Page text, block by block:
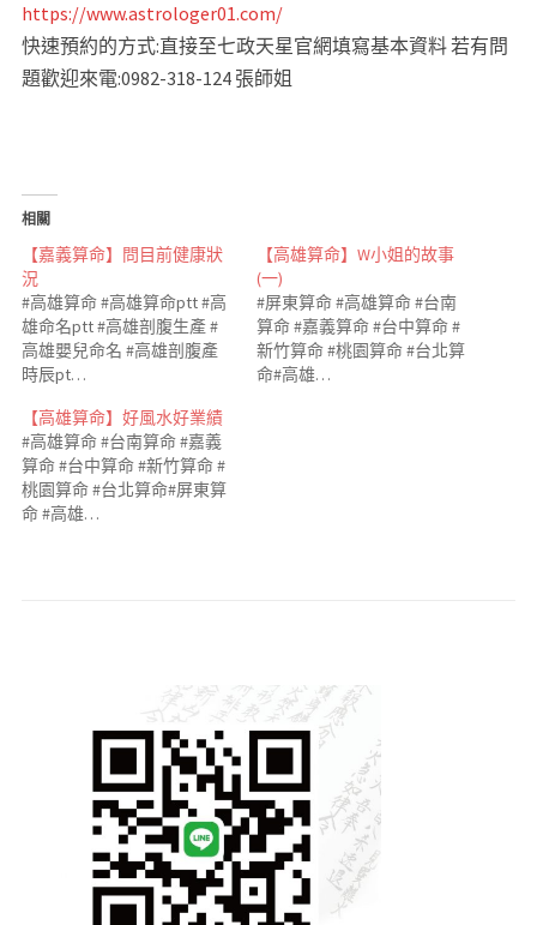
https://www.astrologer01.com/
快速預約的方式:直接至七政天星官網填寫基本資料 若有問
題歡迎來電:0982-318-124 張師姐
相關
【嘉義算命】問目前健康狀
況
#高雄算命 #高雄算命ptt #高
雄命名ptt #高雄剖腹生產 #
高雄嬰兒命名 #高雄剖腹產
時辰pt…
【高雄算命】W小姐的故事
(一)
#屏東算命 #高雄算命 #台南
算命 #嘉義算命 #台中算命 #
新竹算命 #桃園算命 #台北算
命#高雄…
【高雄算命】好風水好業績
#高雄算命 #台南算命 #嘉義
算命 #台中算命 #新竹算命 #
桃園算命 #台北算命#屏東算
命 #高雄…